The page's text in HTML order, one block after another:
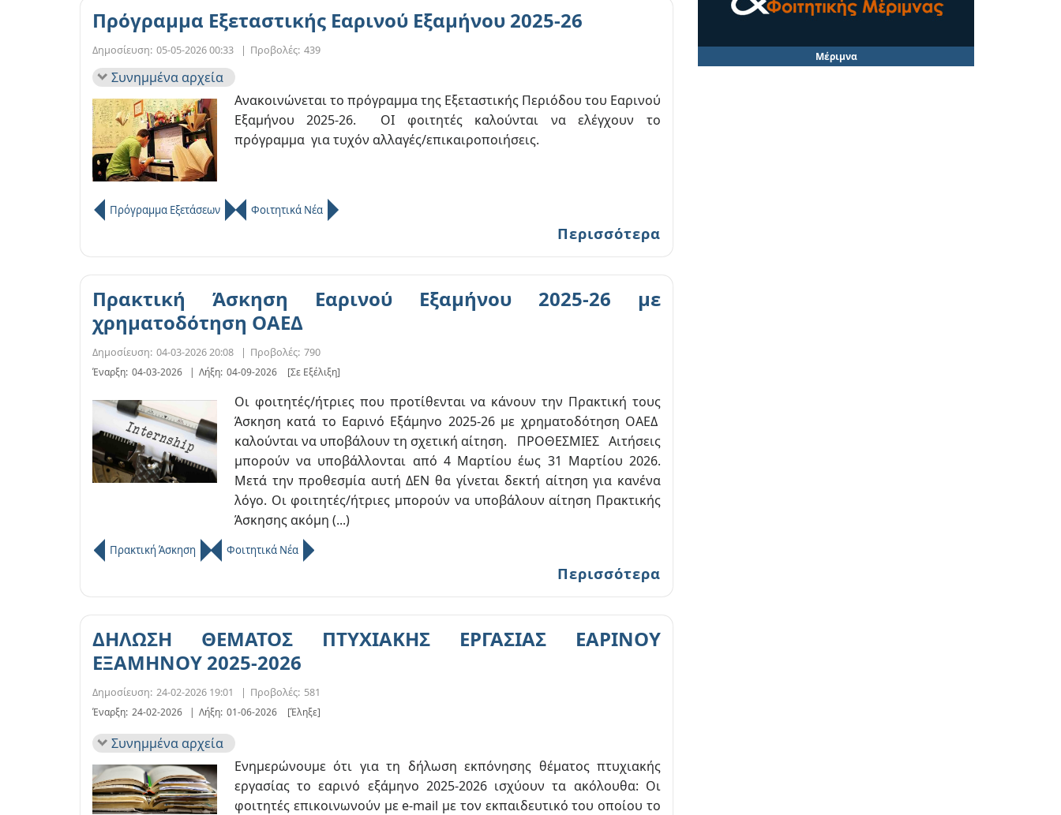
Πρόγραμμα Εξεταστικής Εαρινού Εξαμήνου 2025-26
Δημοσίευση: 05-05-2026 00:33 | Προβολές: 439
Συνημμένα αρχεία
Ανακοινώνεται το πρόγραμμα της Εξεταστικής Περιόδου του Εαρινού
Εξαμήνου 2025-26. ΟΙ φοιτητές καλούνται να ελέγχουν το
πρόγραμμα για τυχόν αλλαγές/επικαιροποιήσεις.
Πρόγραμμα Εξετάσεων Φοιτητικά Νέα
Περισσότερα
Πρακτική Άσκηση Εαρινού Εξαμήνου 2025-26 με
χρηματοδότηση ΟΑΕΔ
Δημοσίευση: 04-03-2026 20:08 | Προβολές: 790
Έναρξη: 04-03-2026 | Λήξη: 04-09-2026 [Σε Εξέλιξη]
Οι φοιτητές/ήτριες που προτίθενται να κάνουν την Πρακτική τους
Άσκηση κατά το Εαρινό Εξάμηνο 2025-26 με χρηματοδότηση ΟΑΕΔ
καλούνται να υποβάλουν τη σχετική αίτηση. ΠΡΟΘΕΣΜΙΕΣ Αιτήσεις
μπορούν να υποβάλλονται από 4 Μαρτίου έως 31 Μαρτίου 2026.
Μετά την προθεσμία αυτή ΔΕΝ θα γίνεται δεκτή αίτηση για κανένα
λόγο. Οι φοιτητές/ήτριες μπορούν να υποβάλουν αίτηση Πρακτικής
Άσκησης ακόμη (...)
Πρακτική Άσκηση Φοιτητικά Νέα
Περισσότερα
ΔΗΛΩΣΗ ΘΕΜΑΤΟΣ ΠΤΥΧΙΑΚΗΣ ΕΡΓΑΣΙΑΣ ΕΑΡΙΝΟΥ
ΕΞΑΜΗΝΟΥ 2025-2026
Δημοσίευση: 24-02-2026 19:01 | Προβολές: 581
Έναρξη: 24-02-2026 | Λήξη: 01-06-2026 [Έληξε]
Συνημμένα αρχεία
Ενημερώνουμε ότι για τη δήλωση εκπόνησης θέματος πτυχιακής
εργασίας το εαρινό εξάμηνο 2025-2026 ισχύουν τα ακόλουθα: Οι
φοιτητές επικοινωνούν με e-mail με τον εκπαιδευτικό του οποίου το
Μέριμνα